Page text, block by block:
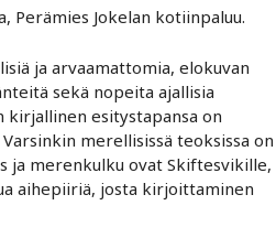
Perämies Jokelan kotiinpaluu.
ja arvaamattomia, elokuvan
sekä nopeita ajallisia
kirjallinen esitystapansa on
merellisissä teoksissa on
ja merenkulku ovat Skiftesvikille,
aihepiiriä, josta kirjoittaminen